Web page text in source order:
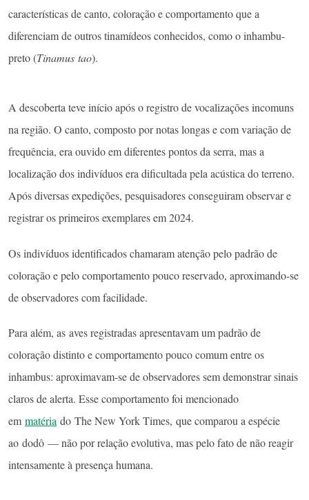
características de canto, coloração e comportamento que a
diferenciam de outros tinamídeos conhecidos, como o inhambu-
preto (Tinamus tao).
A descoberta teve início após o registro de vocalizações incomuns
na região. O canto, composto por notas longas e com variação de
frequência, era ouvido em diferentes pontos da serra, mas a
localização dos indivíduos era dificultada pela acústica do terreno.
Após diversas expedições, pesquisadores conseguiram observar e
registrar os primeiros exemplares em 2024.
Os indivíduos identificados chamaram atenção pelo padrão de
coloração e pelo comportamento pouco reservado, aproximando-se
de observadores com facilidade.
Para além, as aves registradas apresentavam um padrão de
coloração distinto e comportamento pouco comum entre os
inhambus: aproximavam-se de observadores sem demonstrar sinais
claros de alerta. Esse comportamento foi mencionado
em matéria do The New York Times, que comparou a espécie
ao dodô — não por relação evolutiva, mas pelo fato de não reagir
intensamente à presença humana.